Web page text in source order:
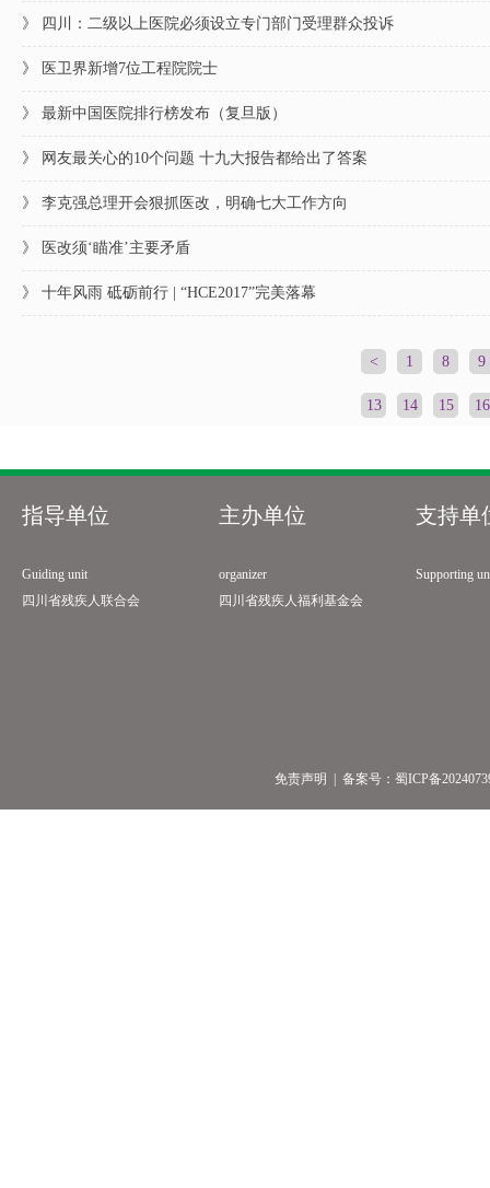
》 四川：二级以上医院必须设立专门部门受理群众投诉
》 医卫界新增7位工程院院士
》 最新中国医院排行榜发布（复旦版）
》 网友最关心的10个问题 十九大报告都给出了答案
》 李克强总理开会狠抓医改，明确七大工作方向
》 医改须‘瞄准’主要矛盾
》 十年风雨 砥砺前行 | “HCE2017”完美落幕
< 1 8 9
13 14 15 16
指导单位
Guiding unit
四川省残疾人联合会
主办单位
organizer
四川省残疾人福利基金会
支持单
Supporting
免责声明 | 备案号： 蜀ICP备